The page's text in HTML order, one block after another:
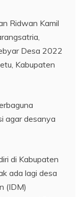
Ridwan Kamil
Desa 2022
Kabupaten
agar desanya
di Kabupaten
ada lagi desa
(IDM)